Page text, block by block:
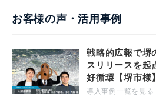
お客様の声・活用事例
戦略的広報で堺
スリリースを起
好循環【堺市様】
導入事例一覧を見る